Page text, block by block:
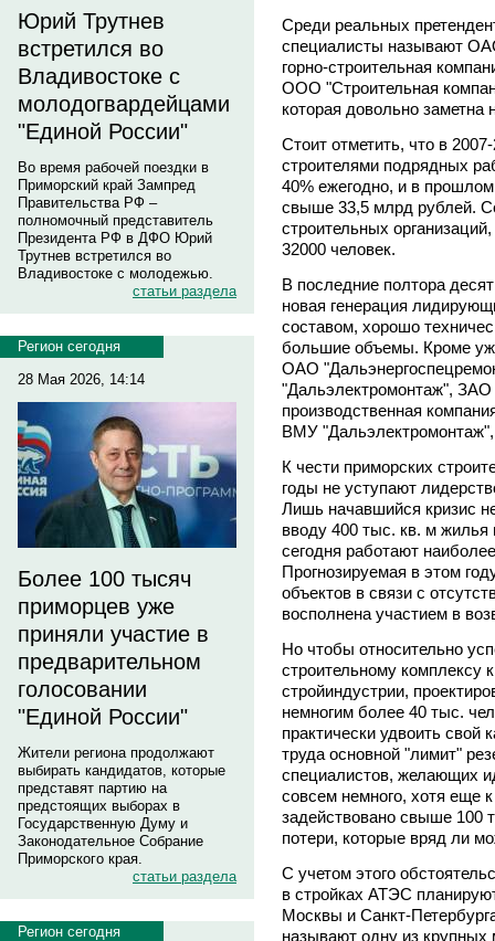
Юрий Трутнев
встретился во
Владивостоке с
молодогвардейцами
"Единой России"
Во время рабочей поездки в
Приморский край Зампред
Правительства РФ –
полномочный представитель
Президента РФ в ДФО Юрий
Трутнев встретился во
Владивостоке с молодежью.
статьи раздела
Регион сегодня
28 Мая 2026, 14:14
Более 100 тысяч
приморцев уже
приняли участие в
предварительном
голосовании
"Единой России"
Жители региона продолжают
выбирать кандидатов, которые
представят партию на
предстоящих выборах в
Государственную Думу и
Законодательное Собрание
Приморского края.
статьи раздела
Регион сегодня
Среди реальных
специалисты называют
горно-строительная
ООО "Строительная
которая довольно
Стоит отметить, что в
строителями подрядных
40% ежегодно, и в
свыше 33,5 млрд рублей.
строительных
32000 человек.
В последние полтора
новая генерация
составом, хорошо
большие объемы. Кроме
ОАО
"Дальэлектромонтаж", ЗАО
производственная
ВМУ
К чести приморских
годы не уступают
Лишь начавшийся кризис
вводу 400 тыс. кв. м жилья
сегодня работают
Прогнозируемая в этом
объектов в связи с
восполнена участием в
Но чтобы относительно
строительному комплексу
стройиндустрии,
немногим более 40 тыс.
практически удвоить
труда основной "лимит"
специалистов, желающих
совсем немного, хотя еще
задействовано свыше 100
потери, которые вряд ли
С учетом этого
в стройках АТЭС
Москвы и Санкт-
называют одну из крупных